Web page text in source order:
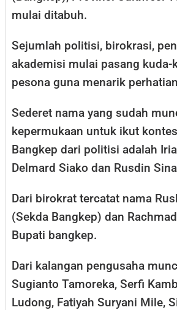
mulai ditabuh.
Sejumlah politisi, birokrasi,
akademisi mulai pasang kuda-
pesona guna menarik
Sederet nama yang sudah
kepermukaan untuk ikut
Bangkep dari politisi adalah
Delmard Siako dan Rusdin
Dari birokrat tercatat nama
(Sekda Bangkep) dan
Bupati bangkep.
Dari kalangan pengusaha
Sugianto Tamoreka, Serfi
Ludong, Fatiyah Suryani Mile,